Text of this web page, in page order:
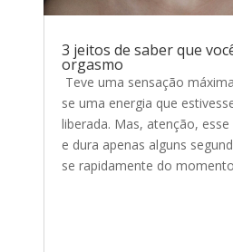
3 jeitos de saber que
orgasmo
Teve uma sensação
se uma energia que
liberada. Mas, atenção,
e dura apenas alguns
se rapidamente do